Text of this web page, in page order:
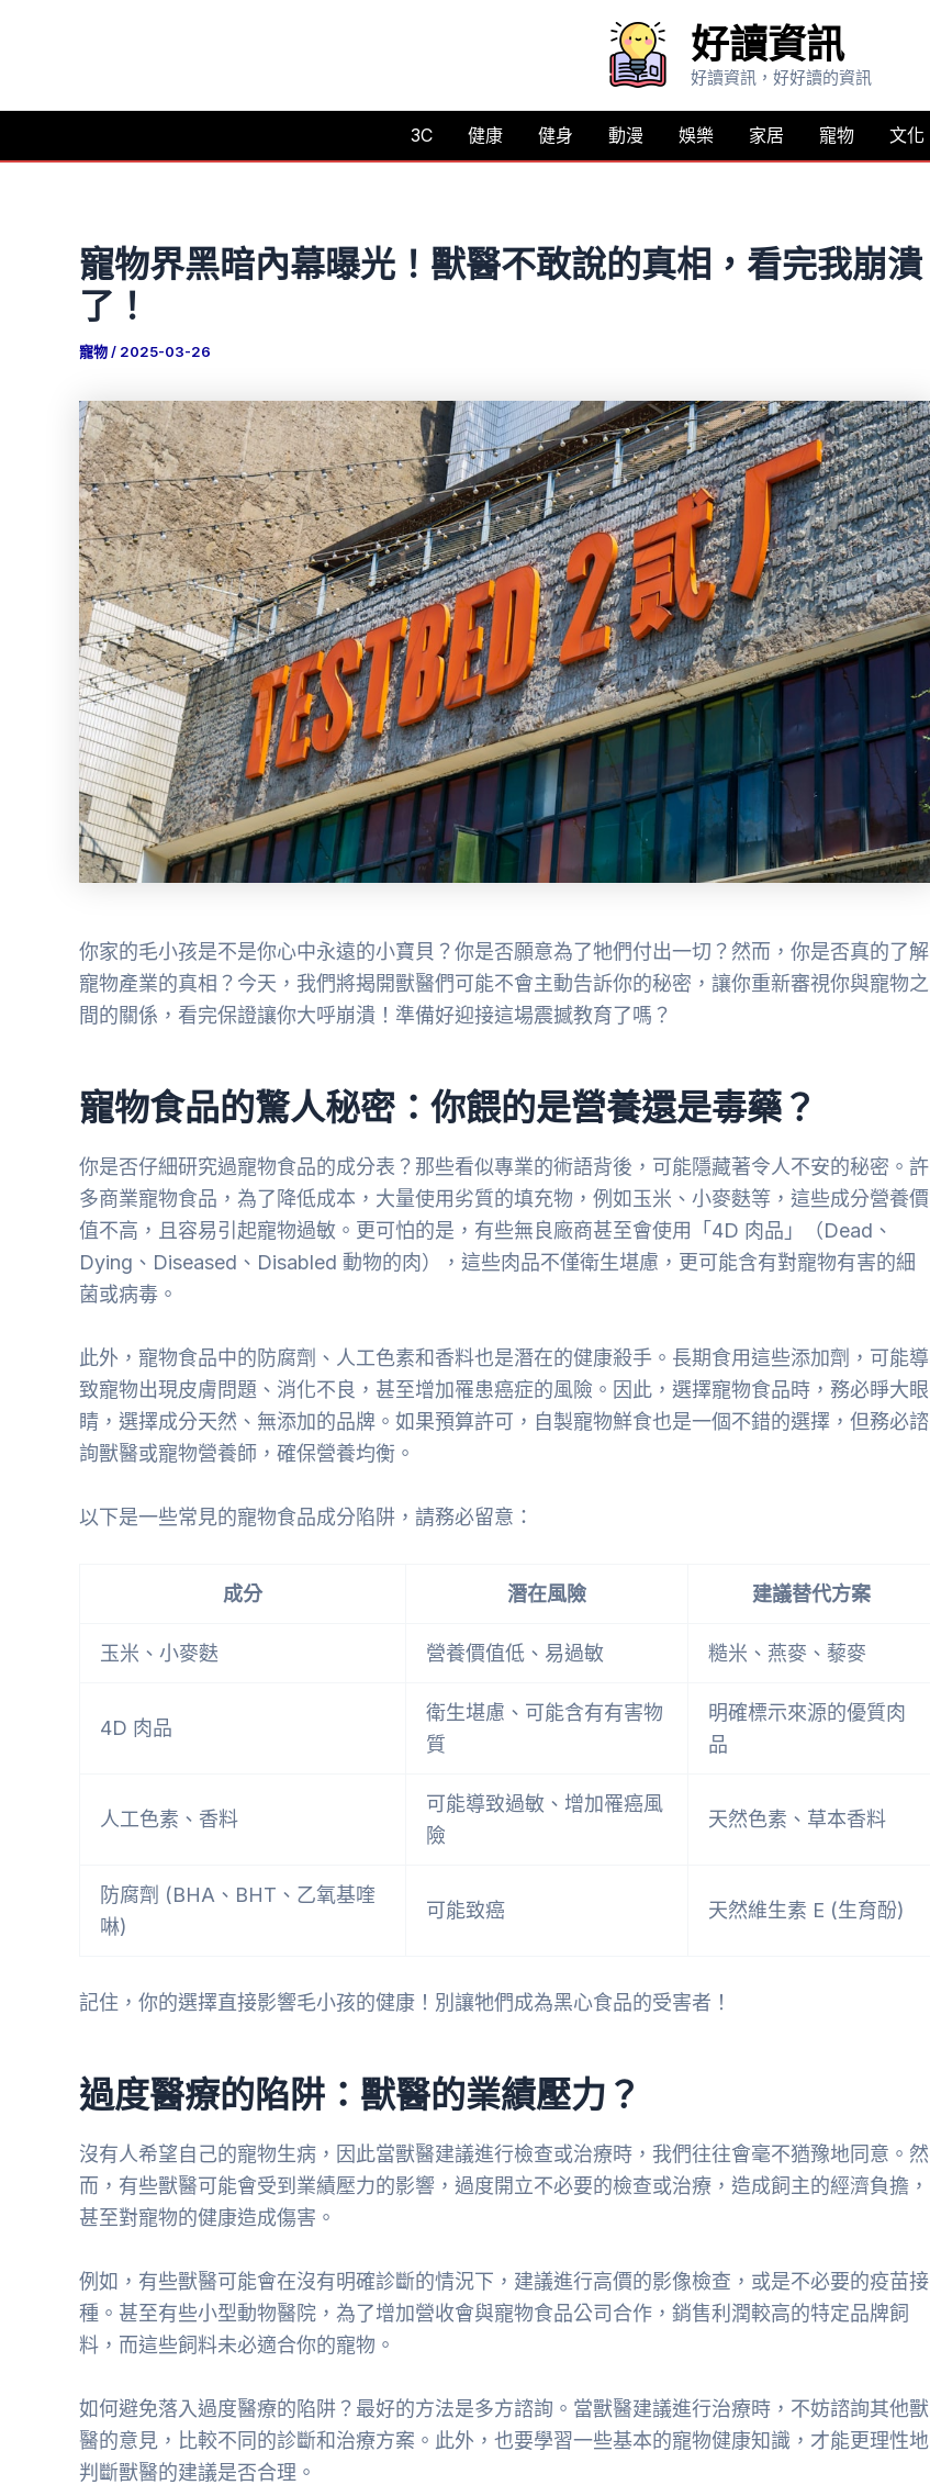
要
好讀資訊
好讀資訊，好好讀的資訊
3C 健康 健身 動漫 娛樂 家居 寵物 文化
寵物界黑暗內幕曝光！獸醫不敢說的真相，看完我崩潰
了！
寵物/ 2025-03-26
你家的毛小孩是不是你心中永遠的小寶貝？你是否願意為了牠們付出一切？然而，你是否真的了解
寵物產業的真相？今天，我們將揭開獸醫們可能不會主動告訴你的秘密，讓你重新審視你與寵物之
間的關係，看完保證讓你大呼崩潰！準備好迎接這場震撼教育了嗎？
寵物食品的驚人秘密：你餵的是營養還是毒藥？
你是否仔細研究過寵物食品的成分表？那些看似專業的術語背後，可能隱藏著令人不安的秘密。許
多商業寵物食品，為了降低成本，大量使用劣質的填充物，例如玉米、小麥麩等，這些成分營養價
值不高，且容易引起寵物過敏。更可怕的是，有些無良廠商甚至會使用「4D 肉品」（Dead、
Dying、Diseased、Disabled 動物的肉），這些肉品不僅衛生堪慮，更可能含有對寵物有害的細
菌或病毒。
此外，寵物食品中的防腐劑、人工色素和香料也是潛在的健康殺手。長期食用這些添加劑，可能導
致寵物出現皮膚問題、消化不良，甚至增加罹患癌症的風險。因此，選擇寵物食品時，務必睜大眼
睛，選擇成分天然、無添加的品牌。如果預算許可，自製寵物鮮食也是一個不錯的選擇，但務必諮
詢獸醫或寵物營養師，確保營養均衡。
以下是一些常見的寵物食品成分陷阱，請務必留意：
成分 潛在風險 建議替代方案
玉米、小麥麩 營養價值低、易過敏 糙米、燕麥、藜麥
4D 肉品
衛生堪慮、可能含有有害物
質
明確標示來源的優質肉
品
人工色素、香料
可能導致過敏、增加罹癌風
險
天然色素、草本香料
防腐劑 (BHA、BHT、乙氧基喹
啉)
可能致癌 天然維生素 E (生育酚)
記住，你的選擇直接影響毛小孩的健康！別讓牠們成為黑心食品的受害者！
過度醫療的陷阱：獸醫的業績壓力？
沒有人希望自己的寵物生病，因此當獸醫建議進行檢查或治療時，我們往往會毫不猶豫地同意。然
而，有些獸醫可能會受到業績壓力的影響，過度開立不必要的檢查或治療，造成飼主的經濟負擔，
甚至對寵物的健康造成傷害。
例如，有些獸醫可能會在沒有明確診斷的情況下，建議進行高價的影像檢查，或是不必要的疫苗接
種。甚至有些小型動物醫院，為了增加營收會與寵物食品公司合作，銷售利潤較高的特定品牌飼
料，而這些飼料未必適合你的寵物。
如何避免落入過度醫療的陷阱？最好的方法是多方諮詢。當獸醫建議進行治療時，不妨諮詢其他獸
醫的意見，比較不同的診斷和治療方案。此外，也要學習一些基本的寵物健康知識，才能更理性地
判斷獸醫的建議是否合理。